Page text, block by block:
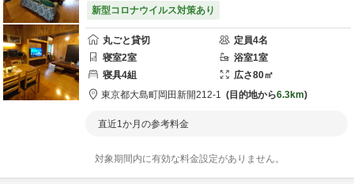
新型コロナウイルス対策あり
丸ごと貸切 定員4名
寝室2室 浴室1室
寝具4組 広さ80㎡
東京都大島町岡田新開212-1 目的地から6.3km
直近1か月の参考料金
対象期間内に有効な料金設定がありません。